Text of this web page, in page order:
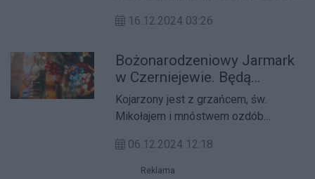
tydzień.
16.12.2024 03:26
Bożonarodzeniowy Jarmark
w Czerniejewie. Będą
prezenty i degustacja potraw
Kojarzony jest z grzańcem, św.
Mikołajem i mnóstwem ozdób
06.12.2024 12:18
Reklama